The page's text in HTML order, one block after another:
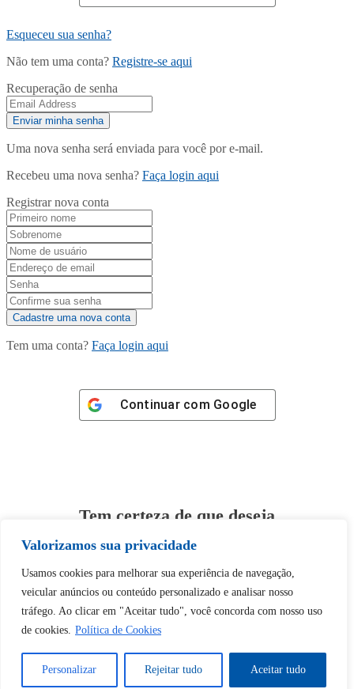
Valorizamos sua privacidade
Usamos cookies para melhorar sua experiência de navegação,
veicular anúncios ou conteúdo personalizado e analisar nosso
tráfego. Ao clicar em "Aceitar tudo", você concorda com nosso uso
de cookies. Política de Cookies
Personalizar Rejeitar tudo Aceitar tudo
Esqueceu sua senha?
Não tem uma conta? Registre-se aqui
Recuperação de senha
Uma nova senha será enviada para você por e-mail.
Recebeu uma nova senha? Faça login aqui
Registrar nova conta
Tem uma conta? Faça login aqui
Continuar com Google
Tem certeza de que deseja
desbloquear esta publicação?
Desbloquear esquerda : 0
Sim